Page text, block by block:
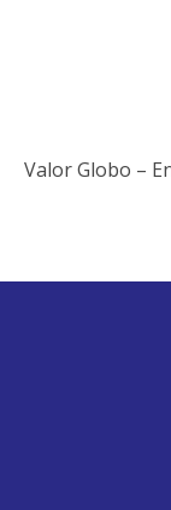
Valor Globo –